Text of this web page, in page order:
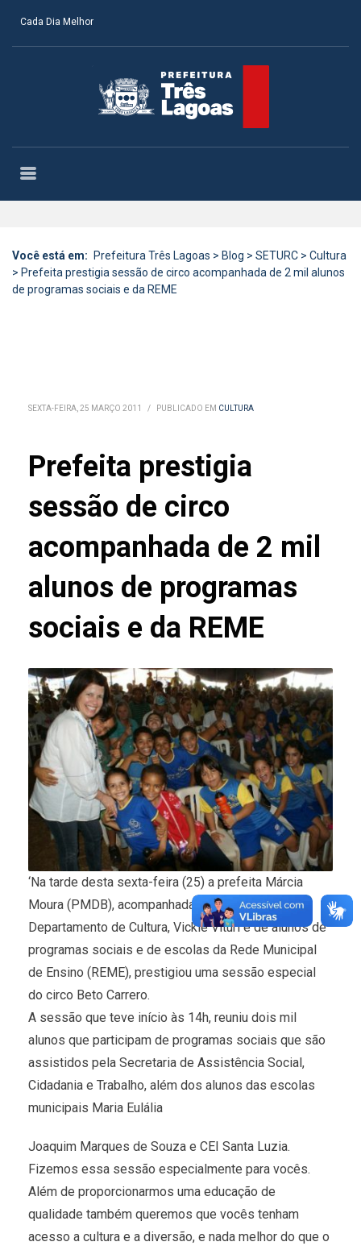
Cada Dia Melhor
Você está em: Prefeitura Três Lagoas > Blog > SETURC > Cultura
> Prefeita prestigia sessão de circo acompanhada de 2 mil alunos
de programas sociais e da REME
SEXTA-FEIRA, 25 MARÇO 2011 / PUBLICADO EM CULTURA
Prefeita prestigia
sessão de circo
acompanhada de 2 mil
alunos de programas
sociais e da REME
‘Na tarde desta sexta-feira (25) a prefeita Márcia
Moura (PMDB), acompanhada da diretora do
Departamento de Cultura, Vickie Vituri e de alunos de
programas sociais e de escolas da Rede Municipal
de Ensino (REME), prestigiou uma sessão especial
do circo Beto Carrero.
A sessão que teve início às 14h, reuniu dois mil
alunos que participam de programas sociais que são
assistidos pela Secretaria de Assistência Social,
Cidadania e Trabalho, além dos alunos das escolas
municipais Maria Eulália
Joaquim Marques de Souza e CEI Santa Luzia.
Fizemos essa sessão especialmente para vocês.
Além de proporcionarmos uma educação de
qualidade também queremos que vocês tenham
acesso a cultura e a diversão, e nada melhor do que o